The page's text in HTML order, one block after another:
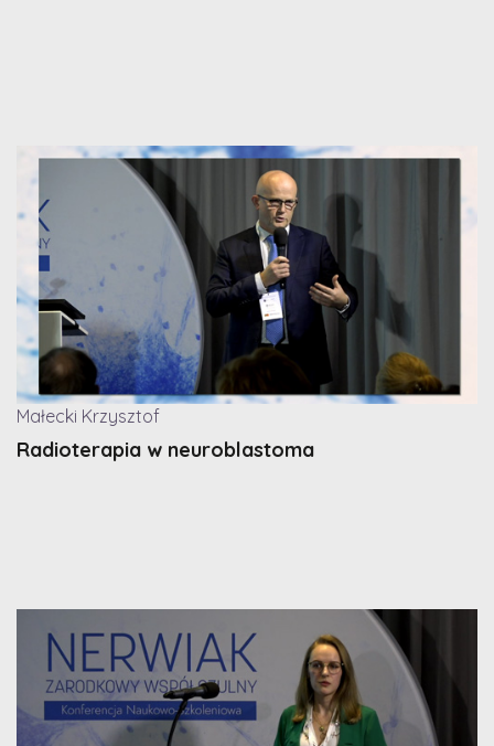
Małecki Krzysztof
Radioterapia w neuroblastoma